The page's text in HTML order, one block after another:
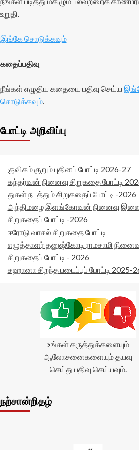
உறுதி.
இங்கே சொடுக்கவும்
கதைப்பதிவு
நீங்கள் எழுதிய கதையை பதிவு செய்ய
சொடுக்கவும்.
போட்டி அறிவிப்பு
குவிகம் குறும் புதினப் போட்டி 2026-27
கந்தர்வன் நினைவு சிறுகதை போட்டி
துகள் நடத்தும் சிறுகதைப் போட்டி -2026
அந்திமழை இளங்கோவன் நினைவு
சிறுகதைப் போட்டி -2026
ஈரோடு வாசல் சிறுகதை போட்டி
எழுத்தாளர் தனுஷ்கோடி ராமசாமி
சிறுகதைப் போட்டி - 2026
சஹானா சிறந்த படைப்புப் போட்டி 2025-
உங்கள் கருத்துக்களையும்
ஆலோசனைகளையும் தயவு
செய்து பதிவு செய்யவும்.
நற்சான்றிதழ்